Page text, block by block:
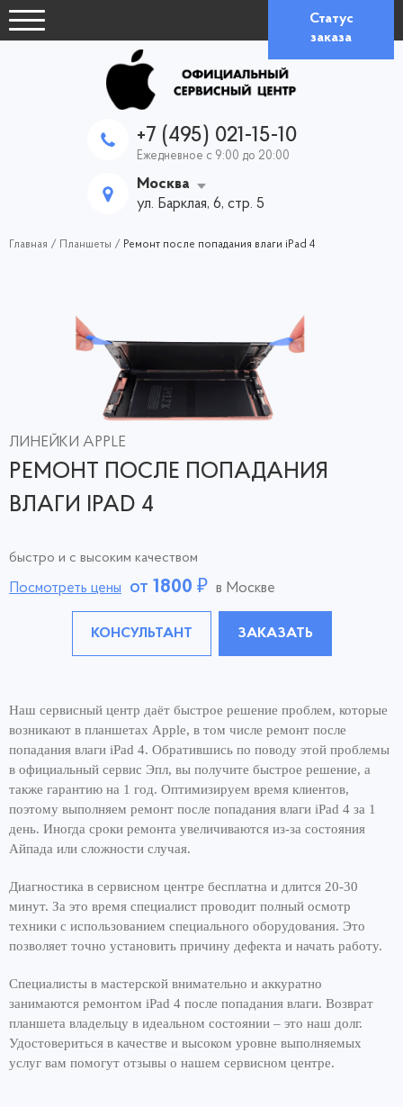
Статус
заказа
+7 (495) 021-15-10
Ежедневное с 9:00 до 20:00
Москва
ул. Барклая, 6, стр. 5
Главная / Планшеты / Ремонт после попадания влаги iPad 4
ЛИНЕЙКИ APPLE
РЕМОНТ ПОСЛЕ ПОПАДАНИЯ
ВЛАГИ IPAD 4
быстро и с высоким качеством
Посмотреть цены от 1800 ₽ в Москве
КОНСУЛЬТАНТ ЗАКАЗАТЬ
Наш сервисный центр даёт быстрое решение проблем, которые
возникают в планшетах Apple, в том числе ремонт после
попадания влаги iPad 4. Обратившись по поводу этой проблемы
в официальный сервис Эпл, вы получите быстрое решение, а
также гарантию на 1 год. Оптимизируем время клиентов,
поэтому выполняем ремонт после попадания влаги iPad 4 за 1
день. Иногда сроки ремонта увеличиваются из-за состояния
Айпада или сложности случая.
Диагностика в сервисном центре бесплатна и длится 20-30
минут. За это время специалист проводит полный осмотр
техники с использованием специального оборудования. Это
позволяет точно установить причину дефекта и начать работу.
Специалисты в мастерской внимательно и аккуратно
занимаются ремонтом iPad 4 после попадания влаги. Возврат
планшета владельцу в идеальном состоянии – это наш долг.
Удостовериться в качестве и высоком уровне выполняемых
услуг вам помогут отзывы о нашем сервисном центре.